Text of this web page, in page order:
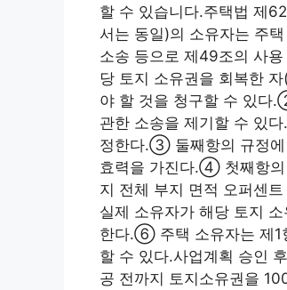
할 수 있습니다.주택법 제
서는 동일)의 소유자는 주
소송 등으로 제49조의 사
당 토지 소유권을 회복한
야 할 것을 청구할 수 있다
관한 소송을 제기할 수 있
정한다.③ 둘째항의 규정에
효력을 가진다.④ 첫째항의
지 전체 부지 면적 오퍼센
실제 소유자가 해당 토지
한다.⑥ 주택 소유자는 제1
할 수 있다.사업계획 승인
공 전까지 토지소유권을